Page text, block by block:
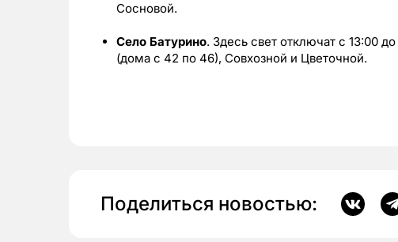
Сосновой.
Село Батурино. Здесь свет отключат с 13:00
(дома с 42 по 46), Совхозной и Цветочной.
Поделиться новостью: